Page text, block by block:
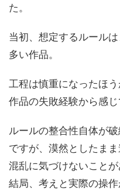
た。
当初、想定するルール
多い作品。
工程は慎重になったほ
作品の失敗経験から感じ
ルールの整合性自体が
ですが、漠然としたま
混乱に気づけないことが
結局、考えと実際の操